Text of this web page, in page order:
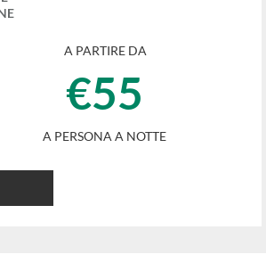
A PARTIRE DA
€55
A PERSONA A NOTTE